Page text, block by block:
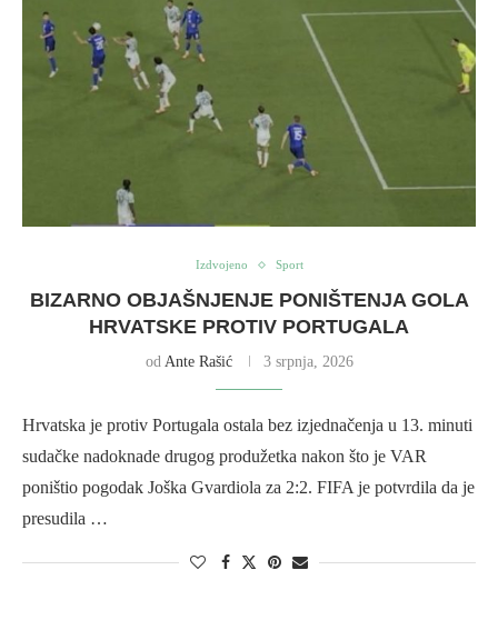
Izdvojeno Sport
BIZARNO OBJAŠNJENJE PONIŠTENJA GOLA
HRVATSKE PROTIV PORTUGALA
od Ante Rašić 3 srpnja, 2026
Hrvatska je protiv Portugala ostala bez izjednačenja u 13. minuti
sudačke nadoknade drugog produžetka nakon što je VAR
poništio pogodak Joška Gvardiola za 2:2. FIFA je potvrdila da je
presudila …